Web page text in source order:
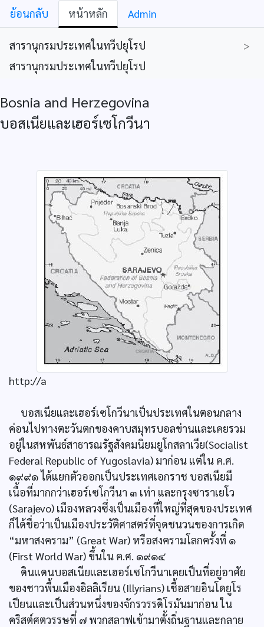
ย้อนกลับ หน้าหลัก Admin
สารานุกรมประเทศในทวีปยุโรป
>
สารานุกรมประเทศในทวีปยุโรป
Bosnia and Herzegovina
บอสเนียและเฮอร์เซโกวีนา
http://a
บอสเนียและเฮอร์เซโกวีนาเป็นประเทศในตอนกลาง
ค่อนไปทางตะวันตกของคาบสมุทรบอลข่านและเคยรวม
อยู่ในสหพันธ์สาธารณรัฐสังคมนิยมยูโกสลาเวีย(Socialist
Federal Republic of Yugoslavia) มาก่อน แต่ใน ค.ศ.
๑๙๙๑ ได้แยกตัวออกเป็นประเทศเอกราช บอสเนียมี
เนื้อที่มากกว่าเฮอร์เซโกวีนา ๓ เท่า และกรุงซาราเยโว
(Sarajevo) เมืองหลวงซึ่งเป็นเมืองที่ใหญ่ที่สุดของประเทศ
ก็ได้ชื่อว่าเป็นเมืองประวัติศาสตร์ที่จุดชนวนของการเกิด
“มหาสงคราม” (Great War) หรือสงครามโลกครั้งที่ ๑
(First World War) ขึ้นใน ค.ศ. ๑๙๑๔
ดินแดนบอสเนียและเฮอร์เซโกวีนาเคยเป็นที่อยู่อาศัย
ของชาวพื้นเมืองอิลลิเรียน (Illyrians) เชื้อสายอินโดยูโร
เปียนและเป็นส่วนหนึ่งของจักรวรรดิโรมันมาก่อน ใน
คริสต์ศตวรรษที่ ๗ พวกสลาฟเข้ามาตั้งถิ่นฐานและกลาย